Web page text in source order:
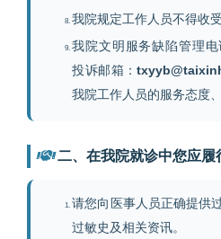
我院规定工作人员不得收
我院文明服务缺陷管理电
投诉邮箱：
我院工作人员的服务态度
二、在我院就诊中您应履
请您向医事人员正确提供
过敏史及相关资讯。